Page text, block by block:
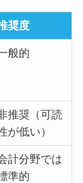
奨度
般的
推奨（可読
が低い）
計分野では
準的